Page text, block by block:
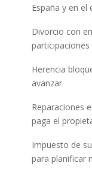
España y en el
Divorcio con
Herencia
avanzar
Reparaciones
paga el
Impuesto de
para planificar